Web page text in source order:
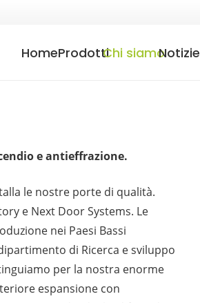
HomeProdottiChi siamoNotizie
e antieffrazione.
le nostre porte di qualità.
e Next Door Systems. Le
nei Paesi Bassi
di Ricerca e sviluppo
per la nostra enorme
espansione con